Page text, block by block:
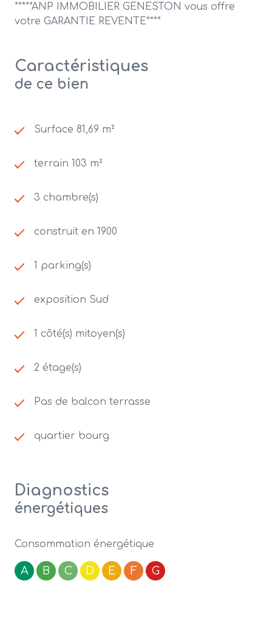
*****ANP IMMOBILIER GENESTON vous offre
votre GARANTIE REVENTE****
Caractéristiques
de ce bien
Surface 81,69 m²
terrain 103 m²
3 chambre(s)
construit en 1900
1 parking(s)
exposition Sud
1 côté(s) mitoyen(s)
2 étage(s)
Pas de balcon terrasse
quartier bourg
Diagnostics
énergétiques
Consommation énergétique
A B C D E F G